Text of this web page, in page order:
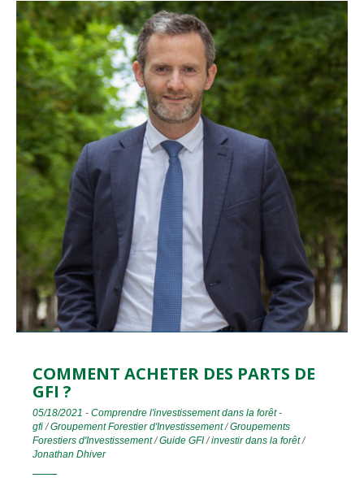
COMMENT ACHETER DES PARTS DE
GFI ?
05/18/2021 - Comprendre l'investissement dans la forêt-
gfi/Groupement Forestier d'Investissement/Groupements
Forestiers d'Investissement/Guide GFI/investir dans la forêt/
Jonathan Dhiver